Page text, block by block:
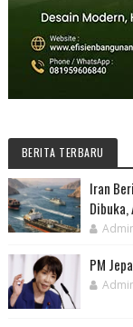
BERITA TERBARU
Iran
Dibuka,
PM